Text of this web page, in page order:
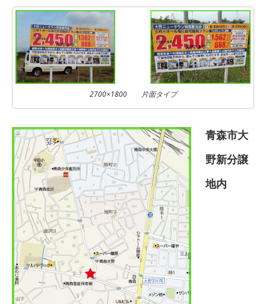
2700×1800 片面タイプ
青森市大
野新分譲
地内